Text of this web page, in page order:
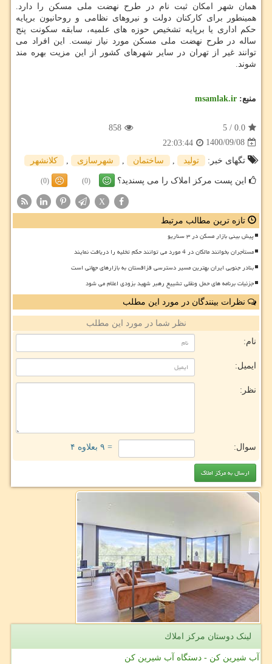
همان شهر امکان ثبت نام در طرح نهضت ملی مسکن را دارد.
همینطور برای کارکنان دولت و نیروهای نظامی و روحانیون برپایه
حکم اداری یا برپایه تشخیص حوزه های علمیه، سابقه سکونت پنج
ساله در طرح نهضت ملی مسکن مورد نیاز نیست. این افراد می
توانند غیر از تهران در سایر شهرهای کشور از این مزیت بهره مند
شوند.
منبع: msamlak.ir
0.0
/
5
858
1400/09/08
22:03:44
تگهای خبر:
تولید , ساختمان , شهرسازی , كلانشهر
این پست مرکز املاک را می پسندید؟ (0)
(0)
X
تازه ترین مطالب مرتبط
پیش بینی بازار مسکن در ۳ سناریو
مستأجران بخوانند مالکان در 4 مورد می توانند حکم تخلیه را دریافت نمایند
بنادر جنوبی ایران بهترین مسیر دسترسی قزاقستان به بازارهای جهانی است
جزئیات برنامه های حمل ونقلی تشییع رهبر شهید بزودی اعلام می شود
نظرات بینندگان در مورد این مطلب
نظر شما در مورد این مطلب
نام:
ایمیل:
نظر:
سوال: = ۹ بعلاوه ۴
لینک دوستان مركز املاك
آب شیرین کن - دستگاه آب شیرین کن